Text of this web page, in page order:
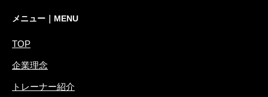
メニュー｜MENU
TOP
企業理念
トレーナー紹介